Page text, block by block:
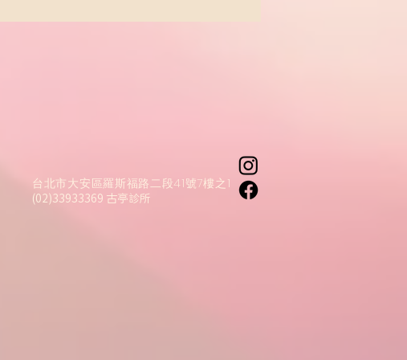
台北市大安區羅斯福路二段41號7樓之1
(02)33933369 古亭診所